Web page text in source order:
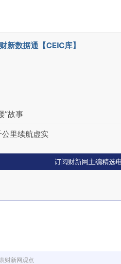
财新数据通【CEIC库】
”故事
里续航虚实
订阅财新网主编精选
财新网观点